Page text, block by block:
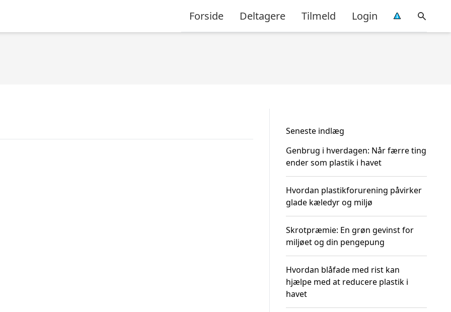
Forside Deltagere Tilmeld Login
Seneste indlæg
Genbrug i hverdagen: Når færre ting
ender som plastik i havet
Hvordan plastikforurening påvirker
glade kæledyr og miljø
Skrotpræmie: En grøn gevinst for
miljøet og din pengepung
Hvordan blåfade med rist kan
hjælpe med at reducere plastik i
havet